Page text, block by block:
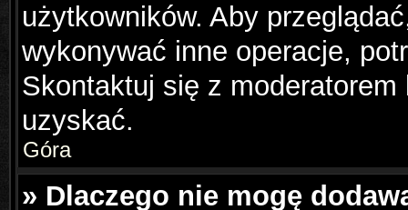
użytkowników. Aby
wykonywać inne operacje,
Skontaktuj się z
uzyskać.
Góra
» Dlaczego nie mogę